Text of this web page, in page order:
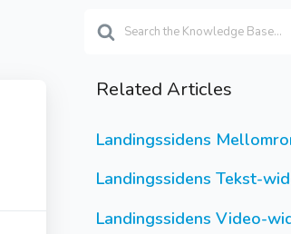
For
Related Articles
Landingssidens
Landingssidens Tekst-
Landingssidens Video-